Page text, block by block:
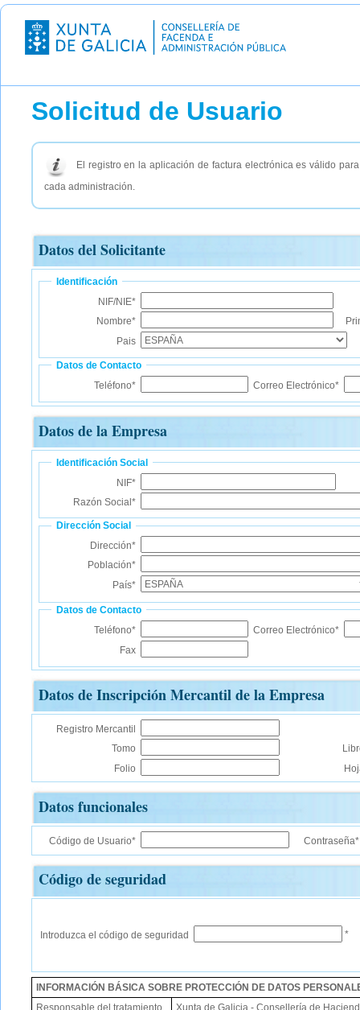
Solicitud de Usuario
El registro en la aplicación de factura electrónica es válido
cada administración.
Datos del Solicitante
Identificación
NIF/NIE*
Nombre*
Pais
Datos de Contacto
Teléfono*
Correo Electrónico*
Datos de la Empresa
Identificación Social
NIF*
Razón Social*
Dirección Social
Dirección*
Población*
País*
Datos de Contacto
Teléfono*
Correo Electrónico*
Fax
Datos de Inscripción Mercantil de la Empresa
Registro Mercantil
Tomo
Folio
Datos funcionales
Código de Usuario* Contraseña*
Código de seguridad
Introduzca el código de seguridad *
INFORMACIÓN BÁSICA SOBRE PROTECCIÓN DE DATOS
Responsable del tratamiento
Xunta de Galicia - Consellería de